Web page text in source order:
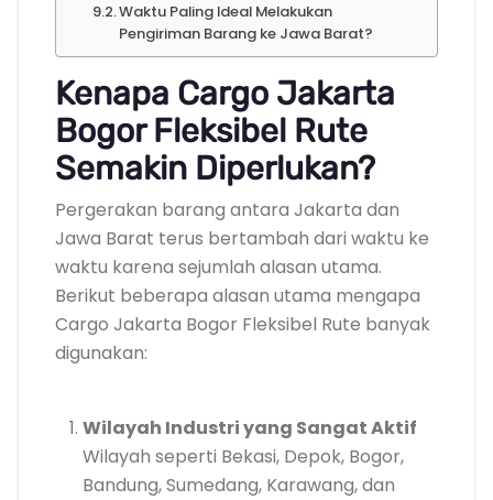
Waktu Paling Ideal Melakukan
Pengiriman Barang ke Jawa Barat?
Kenapa Cargo Jakarta
Bogor Fleksibel Rute
Semakin Diperlukan?
Pergerakan barang antara Jakarta dan
Jawa Barat terus bertambah dari waktu ke
waktu karena sejumlah alasan utama.
Berikut beberapa alasan utama mengapa
Cargo Jakarta Bogor Fleksibel Rute banyak
digunakan:
Wilayah Industri yang Sangat Aktif
Wilayah seperti Bekasi, Depok, Bogor,
Bandung, Sumedang, Karawang, dan